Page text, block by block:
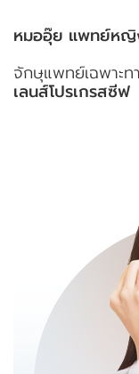
หมออุ๊ย แพทย์หญิ
จักษุแพทย์เฉพาะท
เลนส์โปรเกรสซีฟ